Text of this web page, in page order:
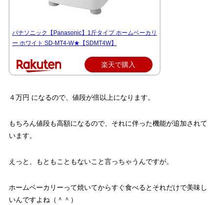
パナソニック【Panasonic】1斤タイプ ホームベーカリ
ー ホワイト SD-MT4-W★【SDMT4W】
楽天で購入
４万円 になるので、値段が倍以上になります。
もちろん値段も高額になるので、それに伴った機能が追加されて
います。
えっと、もともこともないこと言っちゃうんですが。
ホームベーカリーって焼いてからすぐ食べるとそれだけで美味し
いんですよね（＾＾）